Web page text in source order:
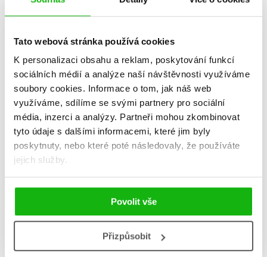
Tato webová stránka používá cookies
K personalizaci obsahu a reklam, poskytování funkcí
sociálních médií a analýze naší návštěvnosti využíváme
soubory cookies. Informace o tom, jak náš web
využíváme, sdílíme se svými partnery pro sociální
média, inzerci a analýzy. Partneři mohou zkombinovat
tyto údaje s dalšími informacemi, které jim byly
poskytnuty, nebo které poté následovaly, že používáte
jejich služby.
Povolit vše
Přizpůsobit
Pohlaď koně po duši
Věra Hudáčková Barochová
215 Kč
Do košíku
Příběhy ze zoo - Lachtánek
nezbeda
Věra Hudáčková Barochová
Do košíku